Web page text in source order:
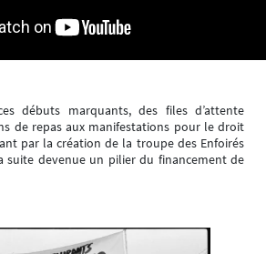
débuts marquants, des files d’attente
de repas aux manifestations pour le droit
par la création de la troupe des Enfoirés
suite devenue un pilier du financement de